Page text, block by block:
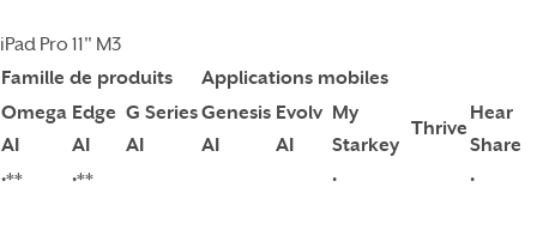
iPad Pro 11" M3
Famille de produits
Applications mobiles
Omega
AI
Edge
AI
G Series
AI
Genesis
AI
Evolv
AI
My
Starkey
Thrive
Hear
Share
•**
•** • •